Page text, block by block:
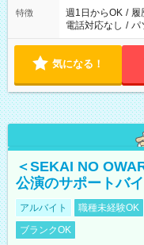
特徴 週1日からOK / 履
電話対応なし / パ
気になる！
＜SEKAI NO
公演のサポートバ
アルバイト 職種未経験OK
ブランクOK